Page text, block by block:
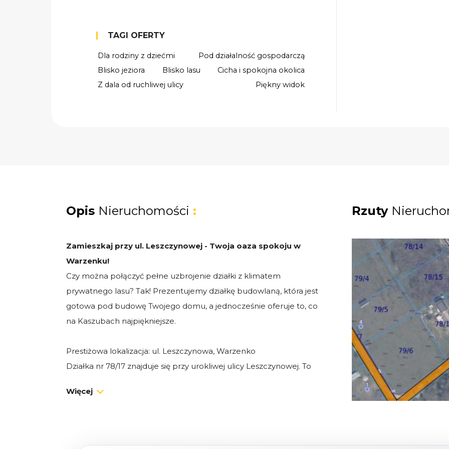
TAGI OFERTY
Dla rodziny z dziećmi
Pod działalność gospodarczą
Blisko jeziora
Blisko lasu
Cicha i spokojna okolica
Z dala od ruchliwej ulicy
Piękny widok
Opis Nieruchomości :
Zamieszkaj przy ul. Leszczynowej - Twoja oaza spokoju w
Warzenku!
Czy można połączyć pełne uzbrojenie działki z klimatem
prywatnego lasu? Tak! Prezentujemy działkę budowlaną, która jest
gotowa pod budowę Twojego domu, a jednocześnie oferuje to, co
na Kaszubach najpiękniejsze.
Prestiżowa lokalizacja: ul. Leszczynowa, Warzenko
Działka nr 78/17 znajduje się przy urokliwej ulicy Leszczynowej. To
Więcej
Rzuty